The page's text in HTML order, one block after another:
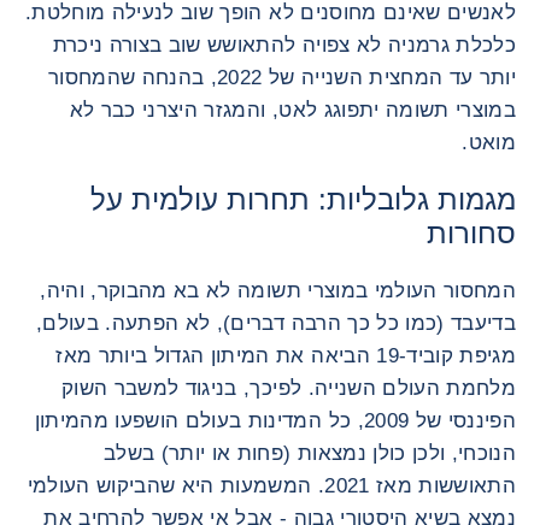
לאנשים שאינם מחוסנים לא הופך שוב לנעילה מוחלטת.
כלכלת גרמניה לא צפויה להתאושש שוב בצורה ניכרת
יותר עד המחצית השנייה של 2022, בהנחה שהמחסור
במוצרי תשומה יתפוגג לאט, והמגזר היצרני כבר לא
מואט.
מגמות גלובליות: תחרות עולמית על
סחורות
המחסור העולמי במוצרי תשומה לא בא מהבוקר, והיה,
בדיעבד (כמו כל כך הרבה דברים), לא הפתעה. בעולם,
מגיפת קוביד-19 הביאה את המיתון הגדול ביותר מאז
מלחמת העולם השנייה. לפיכך, בניגוד למשבר השוק
הפיננסי של 2009, כל המדינות בעולם הושפעו מהמיתון
הנוכחי, ולכן כולן נמצאות (פחות או יותר) בשלב
התאוששות מאז 2021. המשמעות היא שהביקוש העולמי
נמצא בשיא היסטורי גבוה - אבל אי אפשר להרחיב את